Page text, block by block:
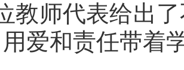
教师代表给出
爱和责任带着